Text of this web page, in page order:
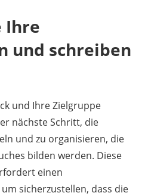
Ihre
und schreiben
und Ihre Zielgruppe
nächste Schritt, die
und zu organisieren, die
bilden werden. Diese
einen
sicherzustellen, dass die